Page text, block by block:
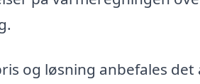
og løsning anbefales